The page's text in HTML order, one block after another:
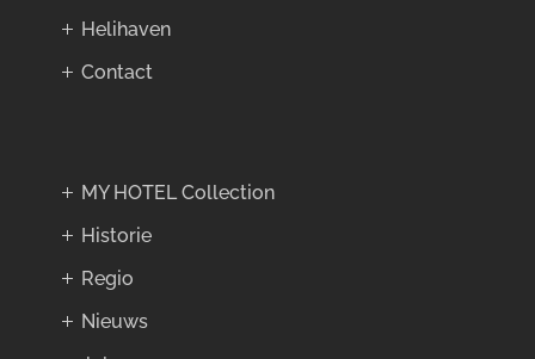
Helihaven
Contact
MY HOTEL Collection
Historie
Regio
Nieuws